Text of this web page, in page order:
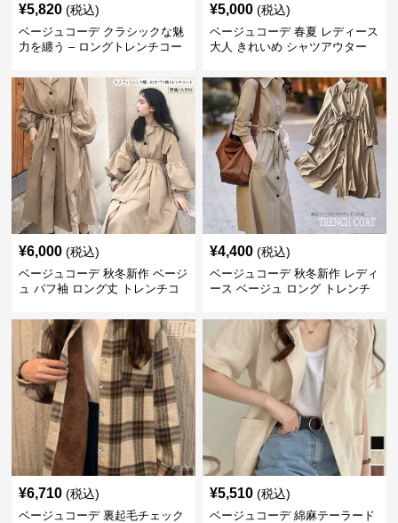
¥5,820 (税込)
ベージュコーデ クラシックな魅
力を纏う – ロングトレンチコー
¥5,000 (税込)
ベージュコーデ 春夏 レディース
大人 きれいめ シャツアウター
¥6,000 (税込)
ベージュコーデ 秋冬新作 ベージ
ュ パフ袖 ロング丈 トレンチコ
¥4,400 (税込)
ベージュコーデ 秋冬新作 レディ
ース ベージュ ロング トレンチ
¥6,710 (税込)
ベージュコーデ 裏起毛チェック
¥5,510 (税込)
ベージュコーデ 綿麻テーラード